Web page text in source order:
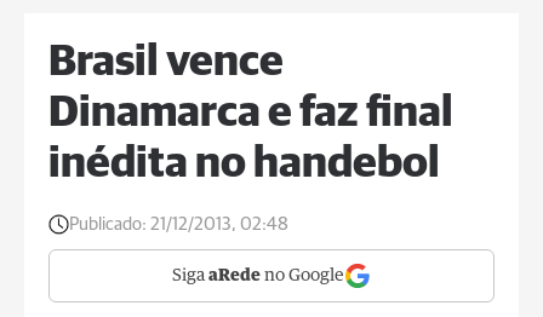
Brasil vence
Dinamarca e faz final
inédita no handebol
Publicado: 21/12/2013, 02:48
Siga aRede no Google